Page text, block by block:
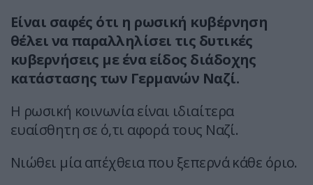
Είναι σαφές ότι η ρωσική κυβέρνηση
θέλει να παραλληλίσει τις δυτικές
κυβερνήσεις με ένα είδος διάδοχης
κατάστασης των Γερμανών Ναζί.
Η ρωσική κοινωνία είναι ιδιαίτερα
ευαίσθητη σε ό,τι αφορά τους Ναζί.
Νιώθει μία απέχθεια που ξεπερνά κάθε όριο.